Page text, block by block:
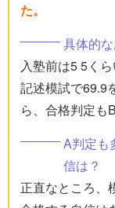
た。
具体的
入塾前は5 5く
記述模試で69.9
ら、合格判定も
A判定も
信は？
正直なところ、